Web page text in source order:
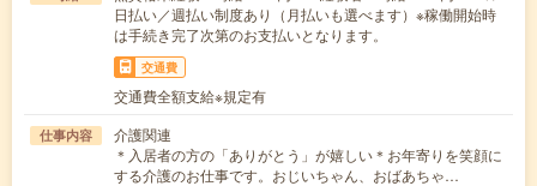
日払い／週払い制度あり（月払いも選べます）※稼働開始時
は手続き完了次第のお支払いとなります。
交通費
交通費全額支給※規定有
仕事内容
介護関連
＊入居者の方の「ありがとう」が嬉しい＊お年寄りを笑顔に
する介護のお仕事です。おじいちゃん、おばあちゃ…